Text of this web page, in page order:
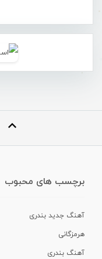
برچسب های محبوب
آهنگ جدید بندری
هرمزگانی
آهنگ بندری